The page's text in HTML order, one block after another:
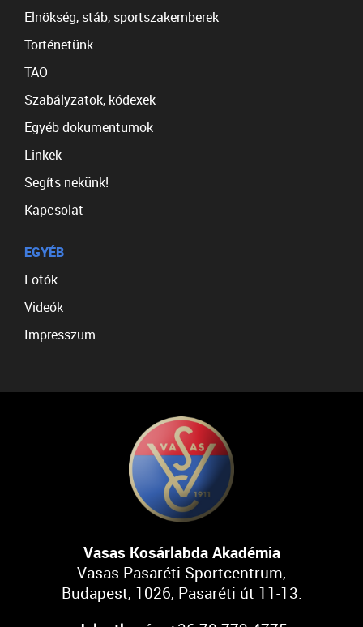
Elnökség, stáb, sportszakemberek
Történetünk
TAO
Szabályzatok, kódexek
Egyéb dokumentumok
Linkek
Segíts nekünk!
Kapcsolat
EGYÉB
Fotók
Videók
Impresszum
Vasas Kosárlabda Akadémia
Vasas Pasaréti Sportcentrum,
Budapest, 1026, Pasaréti út 11-13.